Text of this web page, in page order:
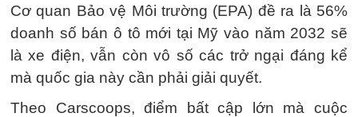
Cơ quan Bảo vệ Môi trường (EPA) đề ra là 56%
doanh số bán ô tô mới tại Mỹ vào năm 2032 sẽ
là xe điện, vẫn còn vô số các trở ngại đáng kể
mà quốc gia này cần phải giải quyết.
Theo Carscoops, điểm bất cập lớn mà cuộc